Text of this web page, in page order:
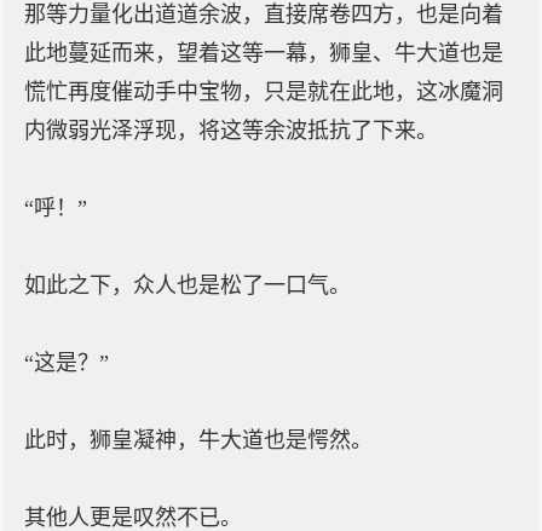
那等力量化出道道余波，直接席卷四方，也是向着
此地蔓延而来，望着这等一幕，狮皇、牛大道也是
慌忙再度催动手中宝物，只是就在此地，这冰魔洞
内微弱光泽浮现，将这等余波抵抗了下来。
“呼！”
如此之下，众人也是松了一口气。
“这是？”
此时，狮皇凝神，牛大道也是愕然。
其他人更是叹然不已。